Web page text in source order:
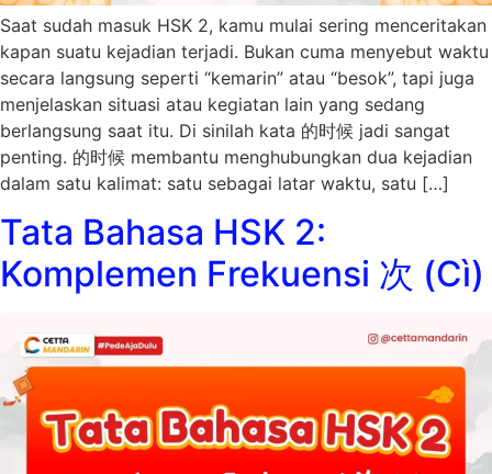
Saat sudah masuk HSK 2, kamu mulai sering menceritakan
kapan suatu kejadian terjadi. Bukan cuma menyebut waktu
secara langsung seperti “kemarin” atau “besok”, tapi juga
menjelaskan situasi atau kegiatan lain yang sedang
berlangsung saat itu. Di sinilah kata 的时候 jadi sangat
penting. 的时候 membantu menghubungkan dua kejadian
dalam satu kalimat: satu sebagai latar waktu, satu […]
Tata Bahasa HSK 2:
Komplemen Frekuensi 次 (Cì)